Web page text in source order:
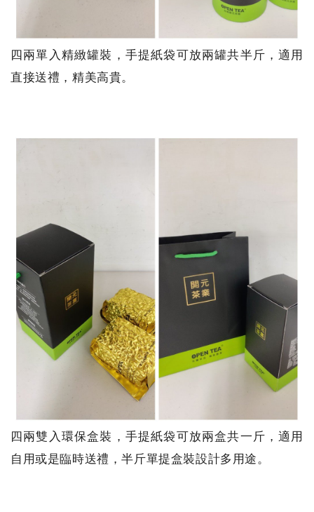
四兩單入精緻罐裝，手提紙袋可放兩罐共半斤，適用
直接送禮，精美高貴。
四兩雙入環保盒裝，手提紙袋可放兩盒共一斤，適用
自用或是臨時送禮，半斤單提盒裝設計多用途。